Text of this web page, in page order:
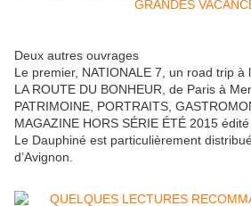
Deux autres ouvrages
Le premier, NATIONALE 7, un road trip à
LA ROUTE DU BONHEUR, de Paris à
PATRIMOINE, PORTRAITS,
MAGAZINE HORS SÉRIE ÉTÉ 2015
Le Dauphiné est particulièrement
d’Avignon.